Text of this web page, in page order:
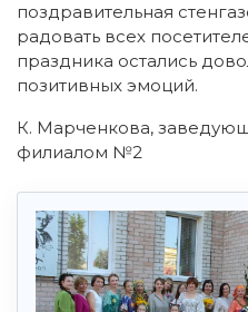
поздравительная
радовать всех
праздника остались
позитивных эмоций.
К. Марченкова,
филиалом №2